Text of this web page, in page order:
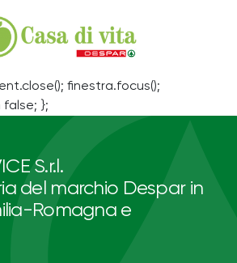
finestra.focus();
false; };
S.r.l.
del marchio Despar in
Romagna e